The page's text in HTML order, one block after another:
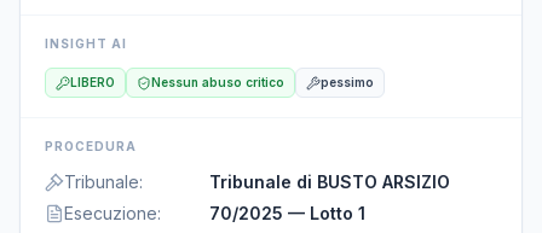
INSIGHT AI
LIBERO Nessun abuso critico pessimo
PROCEDURA
Tribunale:
Tribunale di BUSTO ARSIZIO
Esecuzione:
70/2025 — Lotto 1